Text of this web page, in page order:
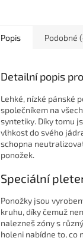
Popis Podobné
Detailní popis
Lehké, nízké pánské
společníkem na
syntetiky. Díky tomu
vlhkost do svého
schopna
ponožek.
Speciální
Ponožky jsou
kruhu, díky čemuž
nalezneš zóny s
holeni nabídne to, co